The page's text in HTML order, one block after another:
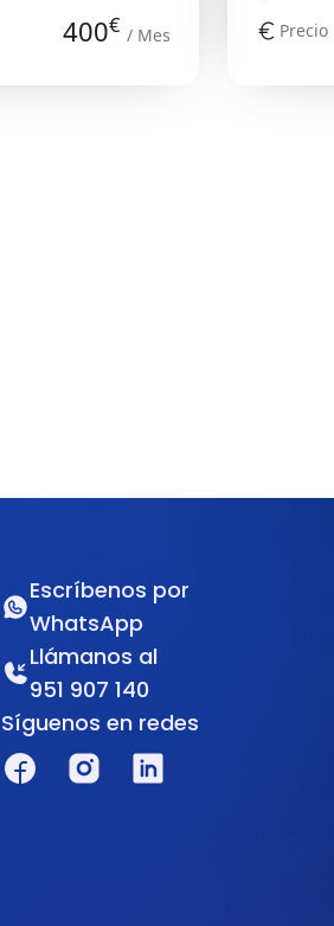
400€ / Mes
Precio
Escríbenos por
WhatsApp
Llámanos al
951 907 140
Síguenos en redes